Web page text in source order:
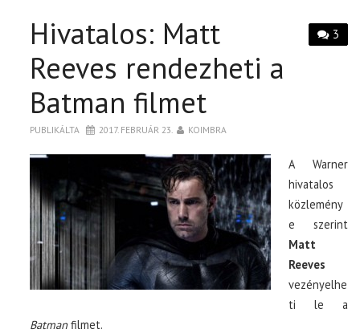
3
Hivatalos: Matt
Reeves rendezheti a
Batman filmet
PUBLIKÁLTA 2017. FEBRUÁR 23. KOIMBRA
A Warner
hivatalos
közlemény
e szerint
Matt
Reeves
vezényelhe
ti le a
Batmanfilmet.